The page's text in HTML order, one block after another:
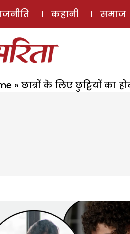
कहानी समाज
» छात्रों के लिए छुट्टियों का